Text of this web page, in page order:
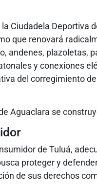
Ciudadela Deportiva
que renovará
andenes, plazoletas,
y conexiones
del corregimiento
Aguaclara se
de Tuluá,
proteger y
de sus derechos